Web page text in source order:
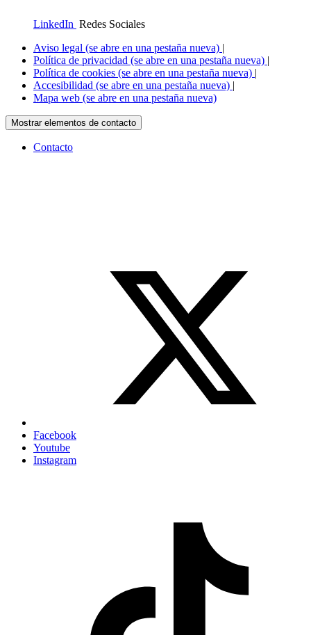
LinkedIn Redes Sociales
Aviso legal (se abre en una pestaña nueva) |
Política de privacidad (se abre en una pestaña nueva) |
Política de cookies (se abre en una pestaña nueva) |
Accesibilidad (se abre en una pestaña nueva) |
Mapa web (se abre en una pestaña nueva)
Mostrar elementos de contacto
Contacto
Facebook
Youtube
Instagram